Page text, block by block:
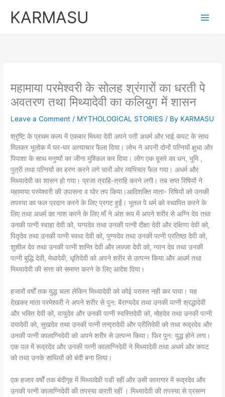
KARMASU
महामाया परमेश्वरी के सोलह श्रंगारों का धरती पे
अवतरण तथा मिथ्यादेवी का कलियुग में शासन
Leave a Comment / MYTHOLOGICAL STORIES / By KARMASU
श्रृष्टि के प्रथम कल्प में एकबार मिथ्या देवी अपने पती अधर्म और भाई कपट के साथ
मिलकर भूलोक में घर-घर अत्याचार फैला दिया। लोभ ने अपनी दोनों पत्नियों क्षुधा और
पिपाशा के साथ मनुष्यों का जीना मुश्किल कर दिया। लोग एक दूसरे का धन, भूमि ,
पुत्री तथा पत्नियों का हरण करने लगे चारों ओर व्यभिचार फैल गया। अधर्म और
मिथ्यादेवी का शासन हो गया। प्रजा त्राहि-त्राहि करने लगी। तब सप्त रिषियों ने
महामाया परमेश्वरी की उपासना व घोर तप किया।आदिशक्ति माता- रिषियों को उनकी
तपस्या का फल प्रदान करने के लिए प्रगट हुईं। भूतल पे धर्म को स्थापित करने के
लिए तथा अधर्म का नाश करने के लिए माँ ने अंश रूप में अपने शरीर से अग्नि देव तथा
उनकी पत्नी स्वाहा देवी को, यग्यदेव तथा उनकी पत्नी दीक्षा देवी और दक्षिणा देवी को,
पितृदेव तथा उनकी पत्नी स्वधा देवी को, पुण्यदेव तथा उनकी पत्नी प्रतिष्ठा देवी को,
शुशील देव तथा उनकी पत्नी शान्ति देवी और लज्जा देवी को, ग्यान देव तथा उनकी
पत्नी बुद्धि देवी, मेधादेवी, धृतिदेवी को अपने शरीर से उत्पन्न किया और अधर्म तथा
मिथ्यादेवी की सत्ता को समाप्त करने के लिए आदेश दिया।
हजारों वर्षों तक युद्ध चला लेकिन मिथ्यादेवी को कोई परास्त नही कर पाया। यह
देखकर माता परमेश्वरी ने अपने शरीर से पुन: बैराग्यदेव तथा उनकी पत्नी श्रद्धादेवी
और भक्ति देवी को, वायुदेव और उनकी पत्नी स्वस्तिदेवी को, मोहदेव तथा उनकी पत्नी
दयादेवी को, सुखदेव तथा उनकी पत्नी तन्द्रादेवी और प्रीतिदेवी को तथा रूद्रदेव और
उनकी पत्नी कालाग्निदेवी को अपने शरीर से उत्पन्न किया। फिर पुन: युद्ध होने लगा।
एक पल में रूद्रदेव और उनकी पत्नी कालाग्निदेवी ने मिथ्यादेवी तथा अधर्म और कपट
को तथा उनके साथियों को बंदी बना लिया।
एक हजार वर्षों तक बंदीगृह में मिथ्यादेवी पडी रहीं और उसी कारागार में रूद्रदेव और
उनकी पत्नी कालाग्निदेवी की तपस्या करती रहीं । मिथ्यादेवी की तपस्या से प्रसन्न